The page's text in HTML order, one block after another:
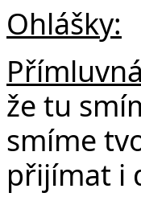
Ohlášky:
že tu
smíme
přijímat i